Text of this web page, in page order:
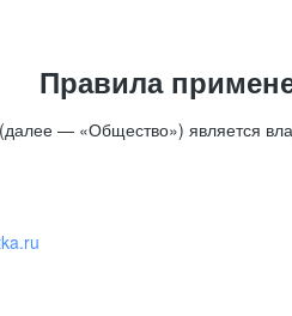
Правила
— «Общество») является